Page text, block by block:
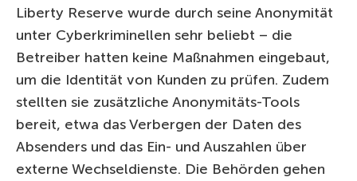
Liberty Reserve wurde durch seine Anonymität
unter Cyberkriminellen sehr beliebt – die
Betreiber hatten keine Maßnahmen eingebaut,
um die Identität von Kunden zu prüfen. Zudem
stellten sie zusätzliche Anonymitäts-Tools
bereit, etwa das Verbergen der Daten des
Absenders und das Ein- und Auszahlen über
externe Wechseldienste. Die Behörden gehen